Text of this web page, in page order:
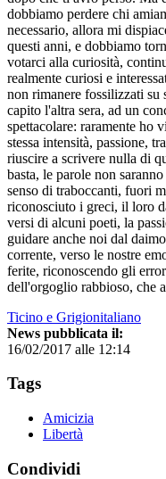
dobbiamo perdere chi
necessario, allora mi
questi anni, e dobbiamo
votarci alla curiosità,
realmente curiosi e
non rimanere fossilizzati
capito l'altra sera, ad un
spettacolare: raramente ho
stessa intensità, passione,
riuscire a scrivere nulla di
basta, le parole non
senso di traboccanti, fuori
riconosciuto i greci, il loro
versi di alcuni poeti, la
guidare anche noi dal
corrente, verso le nostre
ferite, riconoscendo gli
dell'orgoglio rabbioso, che
Ticino e Grigionitaliano
News pubblicata il:
16/02/2017 alle 12:14
Tags
Amicizia
Libertà
Condividi